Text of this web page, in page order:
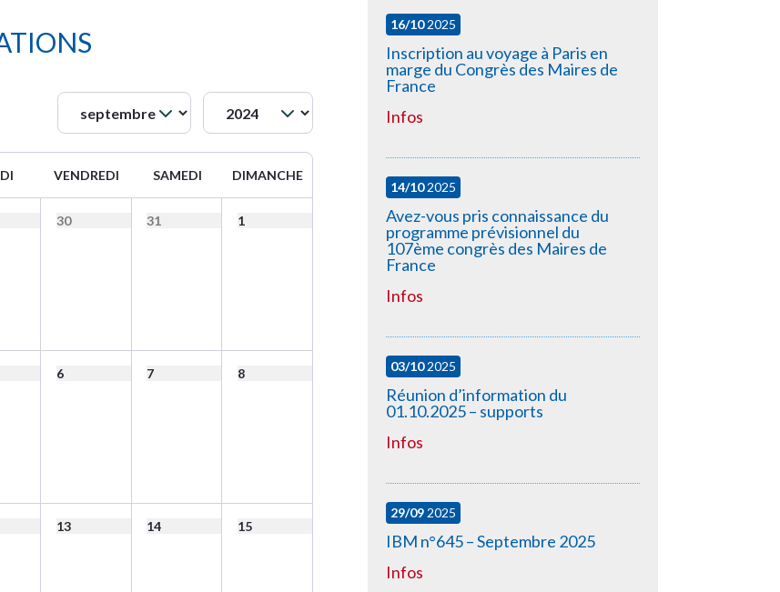
VENDREDI SAMEDI DIMANCHE
30 31 1
6 7 8
13 14 15
16/102025
Inscription au voyage à Paris en
marge du Congrès des Maires de
France
Infos
14/102025
Avez-vous pris connaissance du
programme prévisionnel du
107ème congrès des Maires de
France
Infos
03/102025
Réunion d’information du
01.10.2025 – supports
Infos
29/092025
IBM n°645 – Septembre 2025
Infos